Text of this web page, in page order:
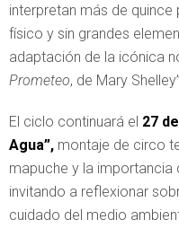
interpretan más de
físico y sin grandes
adaptación de la icónica
Prometeo, de Mary
El ciclo continuará el 27
Agua”, montaje de circo
mapuche y la importancia
invitando a reflexionar
cuidado del medio